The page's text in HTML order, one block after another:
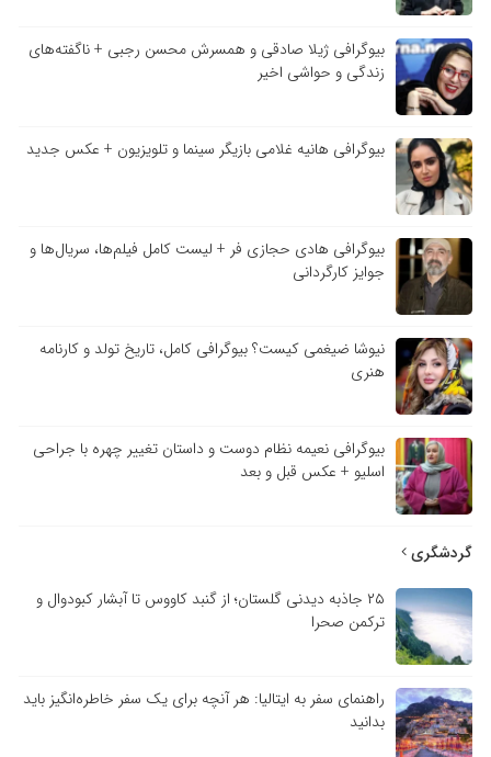
بیوگرافی ژیلا صادقی و همسرش محسن رجبی + ناگفته‌های
زندگی و حواشی اخیر
بیوگرافی هانیه غلامی بازیگر سینما و تلویزیون + عکس جدید
بیوگرافی هادی حجازی فر + لیست کامل فیلم‌ها، سریال‌ها و
جوایز کارگردانی
نیوشا ضیغمی کیست؟ بیوگرافی کامل، تاریخ تولد و کارنامه
هنری
بیوگرافی نعیمه نظام دوست و داستان تغییر چهره با جراحی
اسلیو + عکس قبل و بعد
گردشگری
۲۵ جاذبه دیدنی گلستان؛ از گنبد کاووس تا آبشار کبودوال و
ترکمن صحرا
راهنمای سفر به ایتالیا: هر آنچه برای یک سفر خاطره‌انگیز باید
بدانید